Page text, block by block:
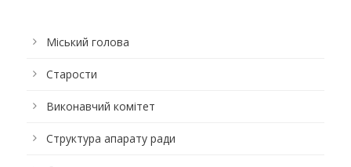
Міський голова
Старости
Виконавчий комітет
Структура апарату ради